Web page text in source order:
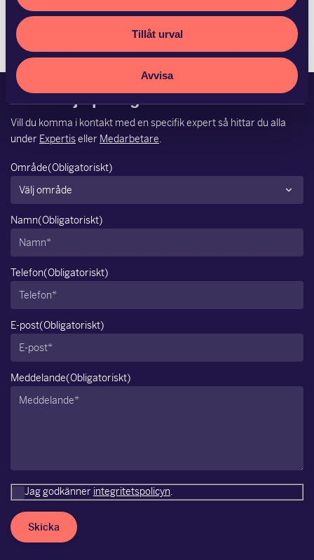
Tillåt urval
Avvisa
med hälften vardera förvärvat Vattenfalls 50,6 procent av
aktierna i Västerbergslagens Energi AB. S…
Kan vi hjälpa dig?
Vill du komma i kontakt med en specifik expert så hittar du alla
under Expertiseller Medarbetare.
Område(Obligatoriskt)
Namn(Obligatoriskt)
Telefon(Obligatoriskt)
E-post(Obligatoriskt)
Meddelande(Obligatoriskt)
Jag godkänner integritetspolicyn.
Skicka